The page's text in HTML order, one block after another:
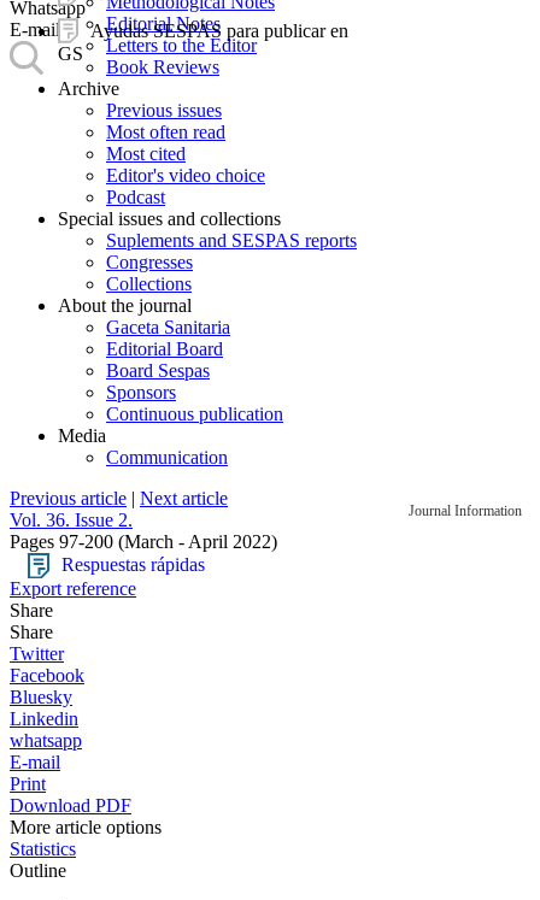
Ayudas SESPAS para publicar en
GS
Whatsapp
E-mail
Editorial Notes
Letters to the Editor
Book Reviews
Archive
Previous issues
Most often read
Most cited
Editor's video choice
Podcast
Special issues and collections
Suplements and SESPAS reports
Congresses
Collections
About the journal
Gaceta Sanitaria
Editorial Board
Board Sespas
Sponsors
Continuous publication
Media
Communication
Journal Information
Previous article | Next article
Vol. 36. Issue 2.
Pages 97-200 (March - April 2022)
Respuestas rápidas
Export reference
Share
Share
Twitter
Facebook
Bluesky
Linkedin
whatsapp
E-mail
Print
Download PDF
More article options
Statistics
Outline